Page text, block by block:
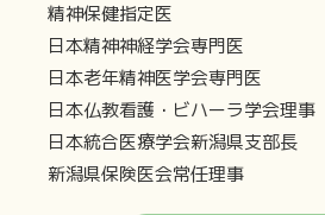
精神保健指定医
日本精神神経学会専門医
日本老年精神医学会専門医
日本仏教看護・ビハーラ学会理事
日本統合医療学会新潟県支部長
新潟県保険医会常任理事